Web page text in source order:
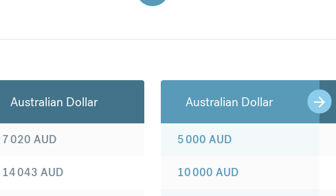
Australian Dollar
7 020 AUD
14 043 AUD
Australian Dollar
5 000 AUD
10 000 AUD